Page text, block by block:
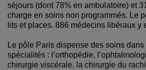
séjours (dont 78% en ambulatoire) et
charge en soins non programmés. Le
lits et places. 886 médecins libéraux y
Le pôle Paris dispense des soins
spécialités : l’orthopédie,
chirurgie viscérale, la chirurgie du